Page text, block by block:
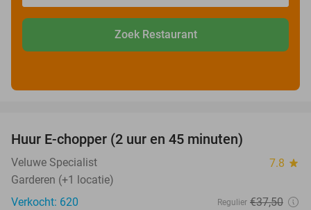
Zoek Restaurant
Huur E-chopper (2 uur en 45 minuten)
Veluwe Specialist 7.8 star
Garderen (+1 locatie)
Verkocht: 620
Regulier €37,50